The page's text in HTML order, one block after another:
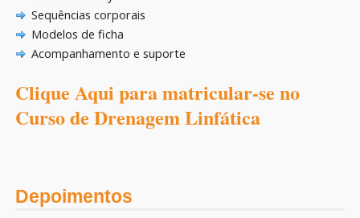
Sequências corporais
Modelos de ficha
Acompanhamento e suporte
Clique Aqui para matricular-se no
Curso de Drenagem Linfática
Depoimentos